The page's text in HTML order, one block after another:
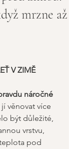
mrzne až
V ZIMĚ
náročné
věnovat více
být důležité,
vrstvu,
pod